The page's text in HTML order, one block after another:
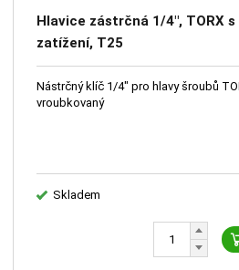
Hlavice zástrčná 1/4", TORX
zatížení, T25
Nástrčný klíč 1/4" pro hlavy šroubů
vroubkovaný
Skladem